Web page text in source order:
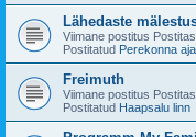
Lähedaste
Viimane postitus Postitas
Postitatud Perekonna
Freimuth
Viimane postitus Postitas
Postitatud Haapsalu linn